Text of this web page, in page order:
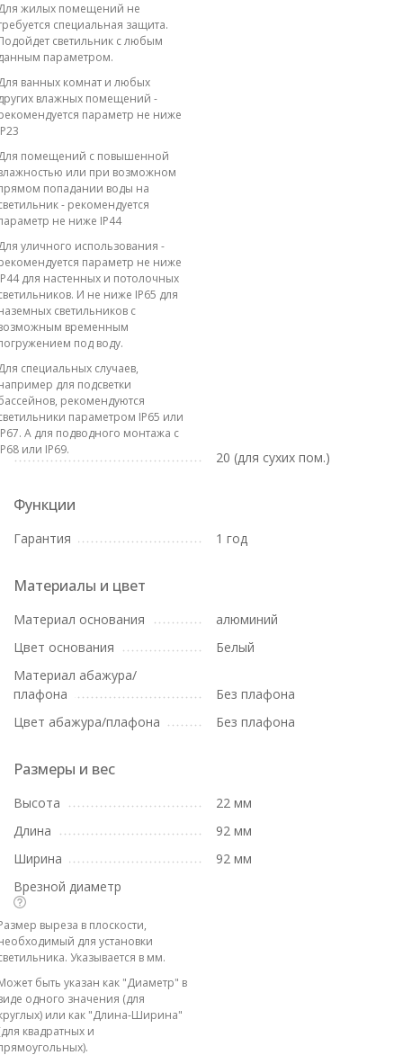
жилых помещений не
специальная защита.
светильник с любым
параметром.
ванных комнат и любых
влажных помещений -
параметр не ниже
помещений с повышенной
или при возможном
попадании воды на
- рекомендуется
не ниже IP44
уличного использования -
параметр не ниже
для настенных и потолочных
И не ниже IP65 для
светильников с
временным
под воду.
специальных случаев,
для подсветки
рекомендуются
параметром IP65 или
А для подводного монтажа с
или IP69.
20 (для сухих пом.)
Функции
Гарантия 1 год
Материалы и цвет
Материал основания
алюминий
Цвет основания
Белый
Материал абажура/
плафона
Без плафона
Цвет абажура/плафона
Без плафона
Размеры и вес
Высота
22 мм
Длина
92 мм
Ширина
92 мм
Врезной диаметр
выреза в плоскости,
для установки
Указывается в мм.
быть указан как "Диаметр" в
одного значения (для
или как "Длина-Ширина"
квадратных и